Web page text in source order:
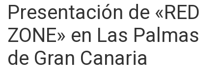
Presentación de «RED
ZONE» en Las Palmas
de Gran Canaria